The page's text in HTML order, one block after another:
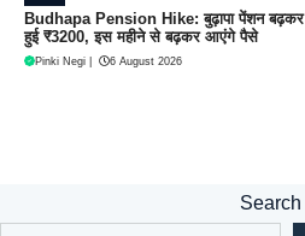
Budhapa Pension Hike: बुढ़ापा पेंशन बढ़कर
हुई ₹3200, इस महीने से बढ़कर आएंगे पैसे
Pinki Negi 6 August 2026
Search